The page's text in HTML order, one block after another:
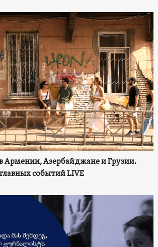
Армении, Азербайджане и Грузии.
событий LIVE